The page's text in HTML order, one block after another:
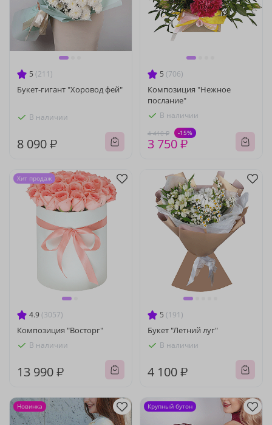
5 (211)
Букет-гигант "Хоровод фей"
В наличии
8 090 ₽
5 (706)
Композиция "Нежное
послание"
В наличии
4 410 ₽ -15%
3 750 ₽
4.9 (3057)
Композиция "Восторг"
В наличии
13 990 ₽
Хит продаж
5 (191)
Букет "Летний луг"
В наличии
4 100 ₽
Новинка Крупный бутон